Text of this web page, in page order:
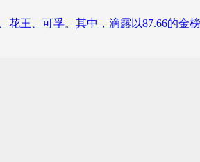
王、可孚。其中，滴露以87.66的金